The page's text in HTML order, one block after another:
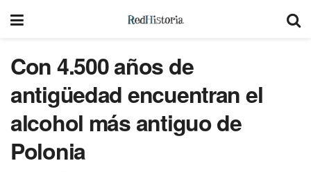
Con 4.500 años de
antigüedad encuentran el
alcohol más antiguo de
Polonia